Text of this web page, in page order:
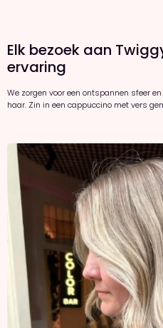
Elk bezoek aan
ervaring
We zorgen voor een ontspannen sfeer
haar. Zin in een cappuccino met vers